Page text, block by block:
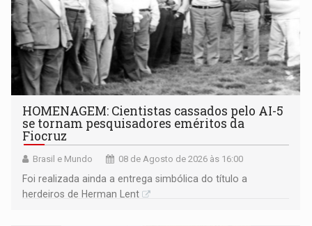
HOMENAGEM: Cientistas cassados pelo AI-5
se tornam pesquisadores eméritos da
Fiocruz
Brasil e Mundo 08 de Agosto de 2026 às 16:00
Foi realizada ainda a entrega simbólica do título a
herdeiros de Herman Lent